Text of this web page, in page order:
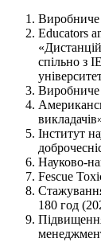
Виробниче
Educators
спільно з
Виробниче
Інститут
Науково-
Fescue
180 год